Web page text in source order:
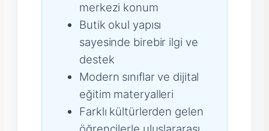
merkezi konum
Butik okul yapısı
sayesinde birebir ilgi ve
destek
Modern sınıflar ve dijital
eğitim materyalleri
Farklı kültürlerden gelen